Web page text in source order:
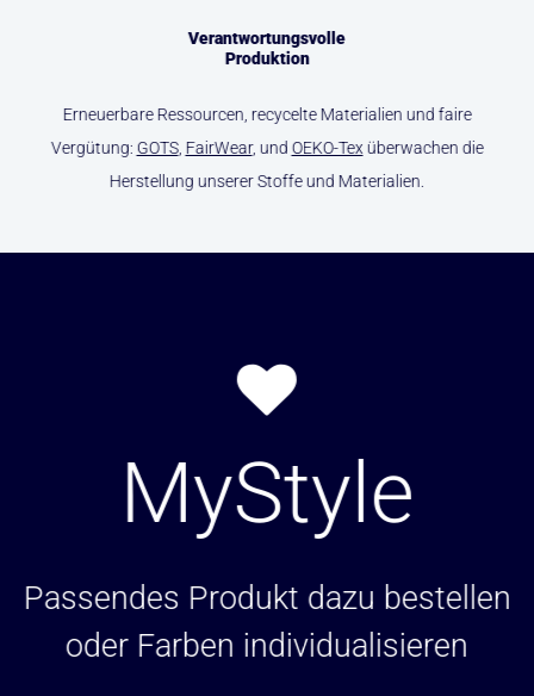
Verantwortungsvolle
Produktion
Erneuerbare Ressourcen, recycelte Materialien und faire
Vergütung: GOTS, FairWear, und OEKO-Texüberwachen die
Herstellung unserer Stoffe und Materialien.
MyStyle
Passendes Produkt dazu bestellen
oder Farben individualisieren